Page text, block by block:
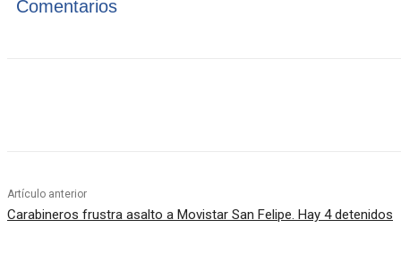
Comentarios
Artículo anterior
Carabineros frustra asalto a Movistar San Felipe. Hay 4 detenidos